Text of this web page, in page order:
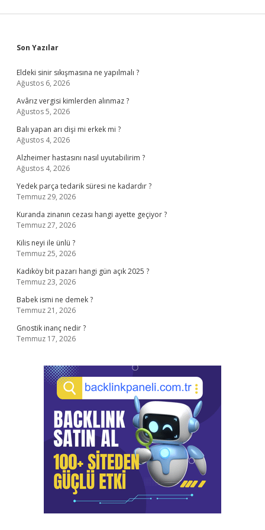
Sidebar
Son Yazılar
Eldeki sinir sıkışmasına ne yapılmalı ?
Ağustos 6, 2026
Avârız vergisi kimlerden alınmaz ?
Ağustos 5, 2026
Balı yapan arı dişi mi erkek mi ?
Ağustos 4, 2026
Alzheimer hastasını nasıl uyutabilirim ?
Ağustos 4, 2026
Yedek parça tedarik süresi ne kadardır ?
Temmuz 29, 2026
Kuranda zinanın cezası hangi ayette geçiyor ?
Temmuz 27, 2026
Kilis neyi ile ünlü ?
Temmuz 25, 2026
Kadıköy bit pazarı hangi gün açık 2025 ?
Temmuz 23, 2026
Babek ismi ne demek ?
Temmuz 21, 2026
Gnostik inanç nedir ?
Temmuz 17, 2026